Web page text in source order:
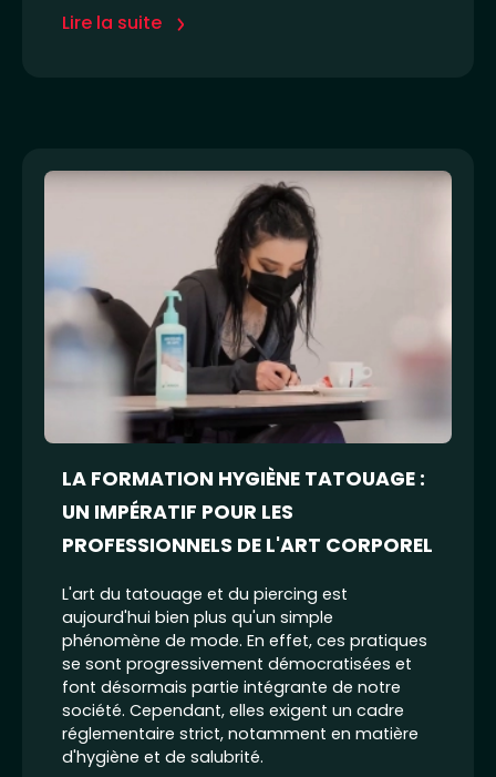
Lire la suite
LA FORMATION HYGIÈNE TATOUAGE :
UN IMPÉRATIF POUR LES
PROFESSIONNELS DE L'ART CORPOREL
L'art du tatouage et du piercing est
aujourd'hui bien plus qu'un simple
phénomène de mode. En effet, ces pratiques
se sont progressivement démocratisées et
font désormais partie intégrante de notre
société. Cependant, elles exigent un cadre
réglementaire strict, notamment en matière
d'hygiène et de salubrité.